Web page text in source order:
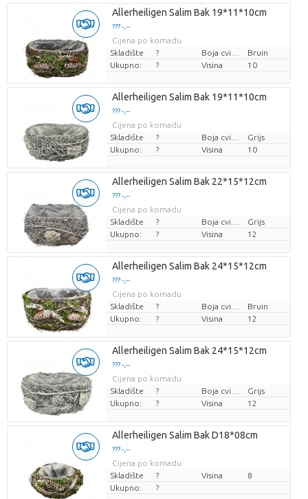
Allerheiligen Salim Bak 19*11*10cm
??? -,--
Cijena po komadu
Skladište
?
Bruin
Ukupno:
? Visina 10
Allerheiligen Salim Bak 19*11*10cm
??? -,--
Cijena po komadu
Skladište
?
Grijs
Ukupno:
? Visina 10
Allerheiligen Salim Bak 22*15*12cm
??? -,--
Cijena po komadu
Skladište
?
Grijs
Ukupno:
? Visina 12
Allerheiligen Salim Bak 24*15*12cm
??? -,--
Cijena po komadu
Skladište
?
Bruin
Ukupno:
? Visina 12
Allerheiligen Salim Bak 24*15*12cm
??? -,--
Cijena po komadu
Skladište
?
Grijs
Ukupno:
? Visina 12
Allerheiligen Salim Bak D18*08cm
??? -,--
Cijena po komadu
Skladište
? Visina
8
Ukupno:
?